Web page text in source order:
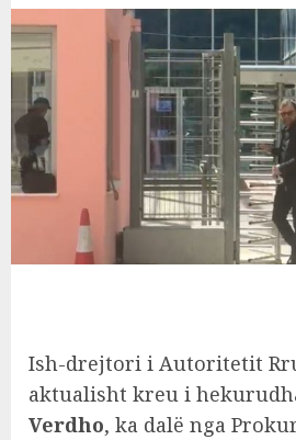
Ish-drejtori i Autoritetit
aktualisht kreu i
Verdho, ka dalë nga